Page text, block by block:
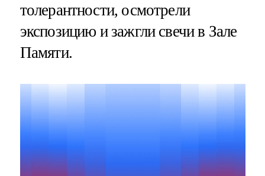
толерантности, осмотрели
экспозицию и зажгли свечи в Зале
Памяти.